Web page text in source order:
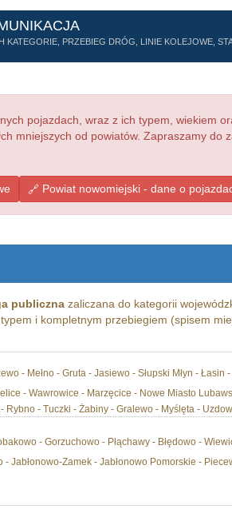
PRZEBIEG DRÓG, LINIE KOLEJOWE,
pojazdach, wraz z ich typem, wiekiem
mniejszych od powiatów. Zapraszamy do
Powiat nowomiejski - dane o
publicznazaliczana do kategorii
i kompletnym przebiegiem (spisem
- Mełno - Gruta - Jasiewo - Słupski Młyn -
- Wawrowice - Marzęcice - Nowe Miasto
- Tuczki - Żabiny - Gralewo - Myślęta -
- Gorzuchowo - Płąchawy - Błędowo -
- Jabłonowo-Zamek - Jabłonowo Pomorskie -